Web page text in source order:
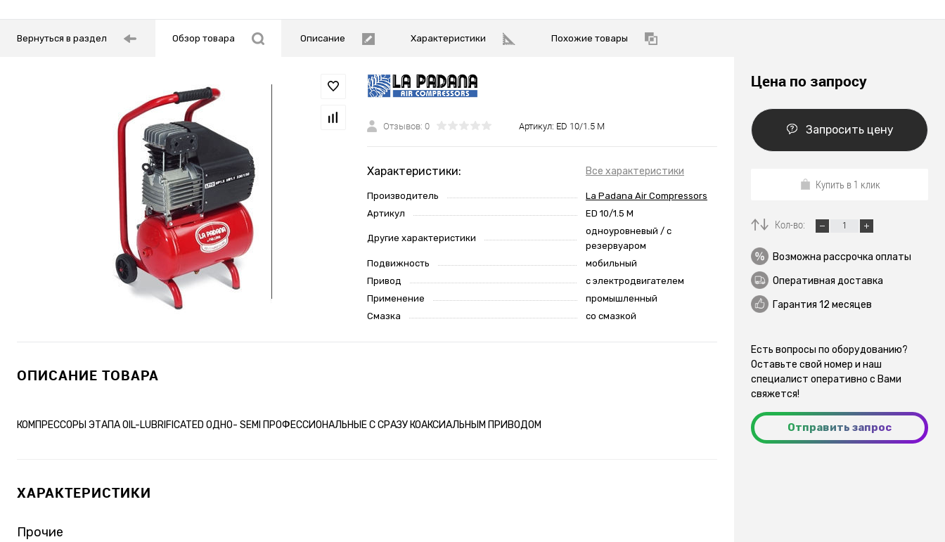
Вернуться в раздел Обзор товара Описание Характеристики Похожие товары
Отзывов: 0 Артикул: ED 10/1.5 M
Характеристики: Все характеристики
Производитель
La Padana Air Compressors
Артикул
ED 10/1.5 M
Другие характеристики
одноуровневый / с
резервуаром
Подвижность
мобильный
Привод
с электродвигателем
Применение
промышленный
Смазка
со смазкой
ОПИСАНИЕ ТОВАРА
КОМПРЕССОРЫ ЭТАПА OIL-LUBRIFICATED ОДНО- SEMI ПРОФЕССИОНАЛЬНЫЕ С СРАЗУ КОАКСИАЛЬНЫМ ПРИВОДОМ
ХАРАКТЕРИСТИКИ
Прочие
Цена по запросу
Запросить цену
Купить в 1 клик
Кол-во:
Возможна рассрочка оплаты
Оперативная доставка
Гарантия 12 месяцев
Есть вопросы по оборудованию?
Оставьте свой номер и наш
специалист оперативно с Вами
свяжется!
Отправить запрос